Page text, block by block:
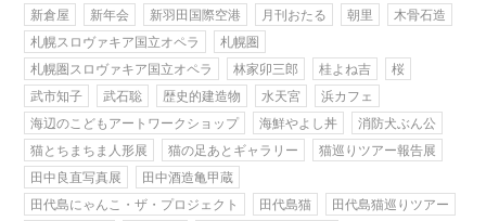
新倉屋
新年会 新羽田国際空港 月刊おたる 朝里
木骨石造
札幌スロヴァキア国立オペラ
札幌圏
札幌圏スロヴァキア国立オペラ
林家卯三郎 桂よね吉
桜
武市知子
武石聡 歴史的建造物 水天宮
浜カフェ
海辺のこどもアートワークショップ
海鮮やよし丼
消防犬ぶん公
猫とちまちま人形展
猫の足あとギャラリー
猫巡りツアー報告展
田中良直写真展
田中酒造亀甲蔵
田代島にゃんこ・ザ・プロジェクト
田代島猫
田代島猫巡りツアー